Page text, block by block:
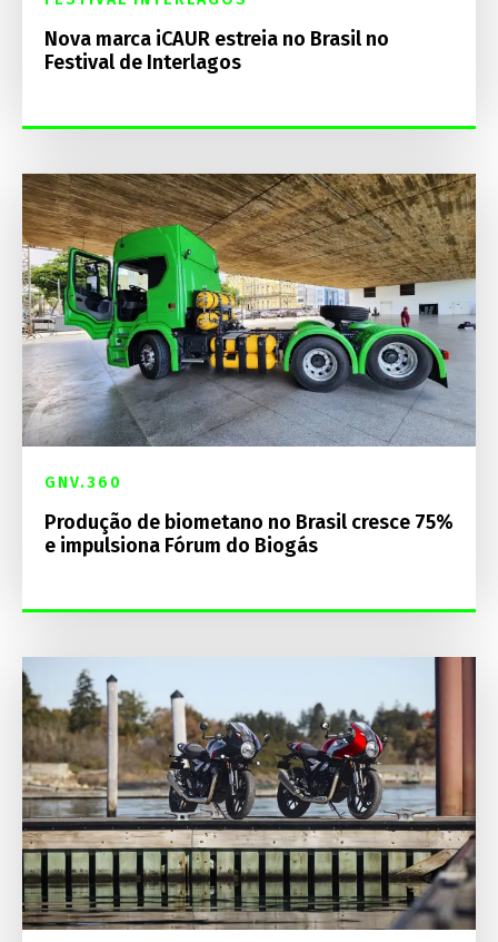
Nova marca iCAUR estreia no Brasil no
Festival de Interlagos
GNV.360
Produção de biometano no Brasil cresce 75%
e impulsiona Fórum do Biogás